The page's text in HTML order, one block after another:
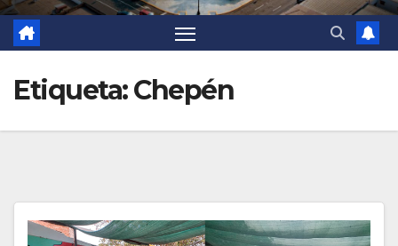
Etiqueta:Chepén